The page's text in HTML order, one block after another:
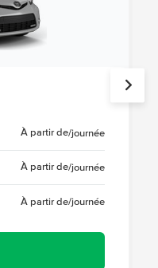
À partir de/journée
À partir de/journée
À partir de/journée